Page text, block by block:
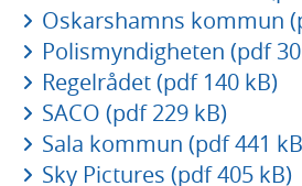
Oskarshamns kommun
Polismyndigheten (pdf
Regelrådet (pdf 140 kB)
SACO (pdf 229 kB)
Sala kommun (pdf 441
Sky Pictures (pdf 405 kB)